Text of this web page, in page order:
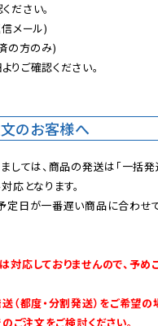
ださい。
メール)
の方のみ)
りご確認ください。
のお客様へ
しては、商品の発送は「一括発
応となります。
定日が一番遅い商品に合わせ
応しておりませんので、予め
（都度・分割発送）をご希望の
ご注文をご検討ください。